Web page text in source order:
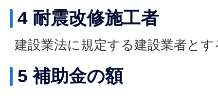
4 耐震改修施工者
建設業法に規定する建設業者とす
5 補助金の額